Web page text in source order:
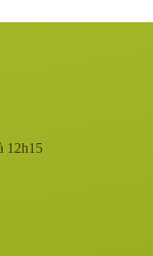
12h15